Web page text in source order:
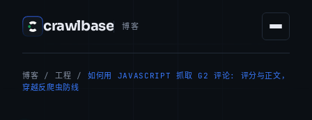
crawlbase 博客
博客 / 工程 /
如何用 JAVASCRIPT 抓取 G2 评论: 评分与正文，
穿越反爬虫防线